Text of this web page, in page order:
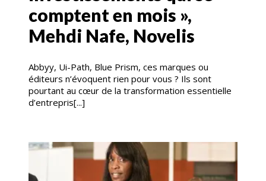
comptent en mois »,
Mehdi Nafe, Novelis
Abbyy, Ui-Path, Blue Prism, ces marques ou
éditeurs n’évoquent rien pour vous ? Ils sont
pourtant au cœur de la transformation essentielle
d’entrepris[...]